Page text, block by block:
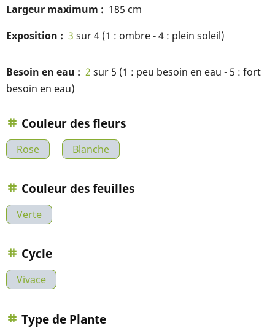
Largeur maximum
185 cm
Exposition
3 sur 4 (1 : ombre - 4 : plein soleil)
Besoin en eau 2 sur 5 (1 : peu besoin en eau - 5 : fort
besoin en eau)
Couleur des fleurs
Rose Blanche
Couleur des feuilles
Verte
Cycle
Vivace
Type de Plante